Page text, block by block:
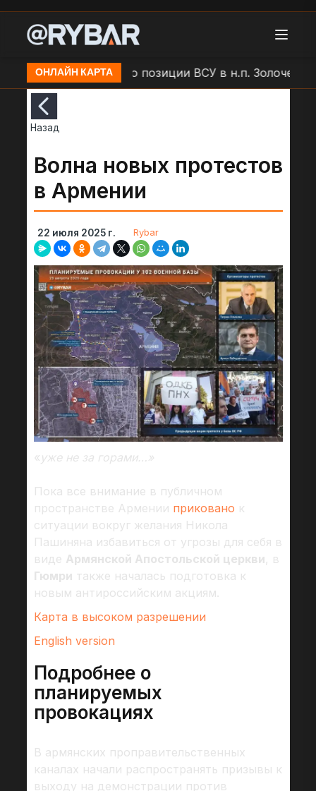
ОНЛАЙН КАРТА
БЛА "Молния" по позиции ВСУ в н.п. Золочев
Назад
Волна новых протестов
в Армении
22 июля 2025 г. Rybar
« уже не за горами…»
Пока все внимание в публичном
пространстве Армении приковано к
ситуации вокруг желания Никола
Пашиняна избавиться от угрозы для себя в
виде Армянской Апостольской церкви, в
Гюмри также началась подготовка к
новым антироссийским акциям.
Карта в высоком разрешении
English version
Подробнее о
планируемых
провокациях
В армянских проправительственных
каналах начали распространять призывы к
выходу на демонстрации против